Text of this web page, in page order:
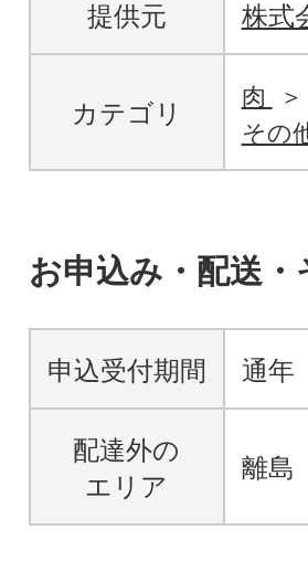
提供元 株式
カテゴリ
肉
その
お申込み・配送・
申込受付期間 通年
配達外の
エリア
離島